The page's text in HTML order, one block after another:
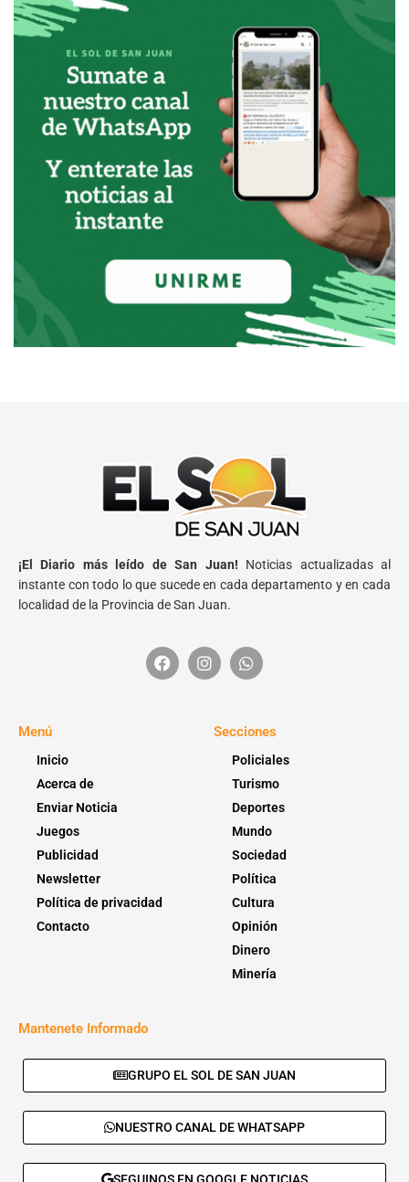
¡El Diario más leído de San Juan! Noticias actualizadas al
instante con todo lo que sucede en cada departamento y en cada
localidad de la Provincia de San Juan.
Menú
Inicio
Acerca de
Enviar Noticia
Juegos
Publicidad
Newsletter
Política de privacidad
Contacto
Secciones
Policiales
Turismo
Deportes
Mundo
Sociedad
Política
Cultura
Opinión
Dinero
Minería
Mantenete Informado
GRUPO EL SOL DE SAN JUAN
NUESTRO CANAL DE WHATSAPP